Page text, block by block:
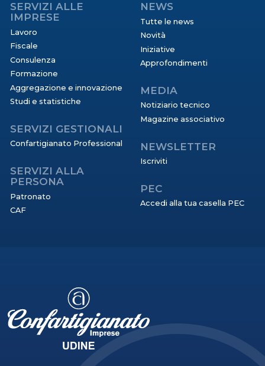
SERVIZI ALLE
IMPRESE
Lavoro
Fiscale
Consulenza
Formazione
Aggregazione e innovazione
Studi e statistiche
SERVIZI GESTIONALI
Confartigianato Professional
SERVIZI ALLA
PERSONA
Patronato
CAF
NEWS
Tutte le news
Novità
Iniziative
Approfondimenti
MEDIA
Notiziario tecnico
Magazine associativo
NEWSLETTER
Iscriviti
PEC
Accedi alla tua casella PEC